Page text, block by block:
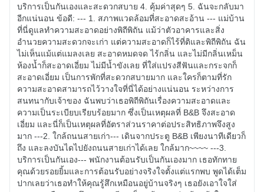
บริการเป็นกันเองและสะดวกสบาย 4. คุ้มค่าสุดๆ 5. ฉันจะกลับมา
อีกแน่นอน ข้อดี: --- 1. สภาพแวดล้อมที่สะอาดสะอ้าน --- แม่บ้าน
ที่นี่ดูแลทำความสะอาดอย่างพิถีพิถัน แม้ว่าตัวอาคารและสิ่ง
อำนวยความสะดวกจะเก่า แต่ความสะอาดก็ไร้ที่ติและพิถีพิถัน ฉัน
ไม่เห็นแม้แต่แมลงเลย สะอาดหมดจด ไร้กลิ่น และไม่มีกลิ่นเหม็น
ห้องน้ำก็สะอาดเอี่ยม ไม่มีน้ำขังเลย ที่ใส่แปรงสีฟันและกระจกก็
สะอาดเอี่ยม เป็นการพักที่สะดวกสบายมาก และใครก็ตามที่รัก
ความสะอาดสามารถไว้วางใจที่นี่ได้อย่างแน่นอน ระหว่างการ
สนทนากับเจ้าของ ฉันพบว่าเธอพิถีพิถันเรื่องความสะอาดและ
ความเป็นระเบียบเรียบร้อยมาก ซึ่งเป็นเหตุผลที่ B&B จึงสะอาด
เอี่ยม และนี่ก็เป็นเหตุผลที่อัตราส่วนราคาต่อประสิทธิภาพจึงสูง
มาก ---2. ใกล้ถนนสายเก่า--- เดินจากประตู B&B เพียงนาทีเดียวก็
ถึง และลงบันไดไปยังถนนสายเก่าได้เลย ใกล้มาก~~~~ ---3.
บริการเป็นกันเอง--- พนักงานต้อนรับเป็นกันเองมาก เธอทักทาย
คุณด้วยรอยยิ้มและการต้อนรับอย่างจริงใจตั้งแต่แรกพบ พูดได้เต็ม
ปากเลยว่าเธอทำให้คุณรู้สึกเหมือนอยู่บ้านจริงๆ เธอยังเอาใจใส่